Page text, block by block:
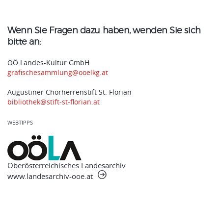
Wenn Sie Fragen dazu haben, wenden Sie sich
bitte an:
OÖ Landes-Kultur GmbH
grafischesammlung@ooelkg.at
Augustiner Chorherrenstift St. Florian
bibliothek@stift-st-florian.at
WEBTIPPS
Oberösterreichisches Landesarchiv
www.landesarchiv-ooe.at